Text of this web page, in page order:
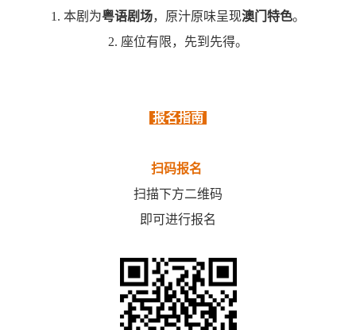
1. 本剧为粤语剧场，原汁原味呈现澳门特色。
2. 座位有限，先到先得。
报名指南
扫码报名
扫描下方二维码
即可进行报名